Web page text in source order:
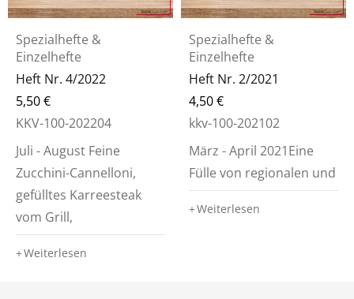
Spezialhefte &
Einzelhefte
Heft Nr. 4/2022
5,50€
KKV-100-202204
Juli - August Feine
Zucchini-Cannelloni,
gefülltes Karreesteak
vom Grill,
Weiterlesen
Spezialhefte &
Einzelhefte
Heft Nr. 2/2021
4,50€
kkv-100-202102
März - April 2021Eine
Fülle von regionalen und
Weiterlesen